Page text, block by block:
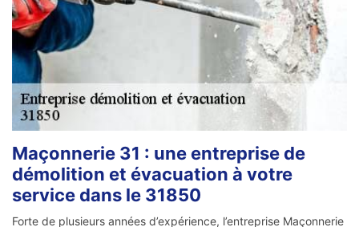
Maçonnerie 31 : une entreprise de
démolition et évacuation à votre
service dans le 31850
Forte de plusieurs années d’expérience, l’entreprise Maçonnerie